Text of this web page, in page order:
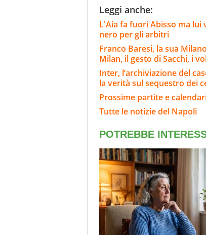
Leggi anche:
L'Aia fa fuori Abisso ma
nero per gli arbitri
Franco Baresi, la sua
Milan, il gesto di Sacchi, i
Inter, l’archiviazione del
la verità sul sequestro dei
Prossime partite e
Tutte le notizie del Napoli